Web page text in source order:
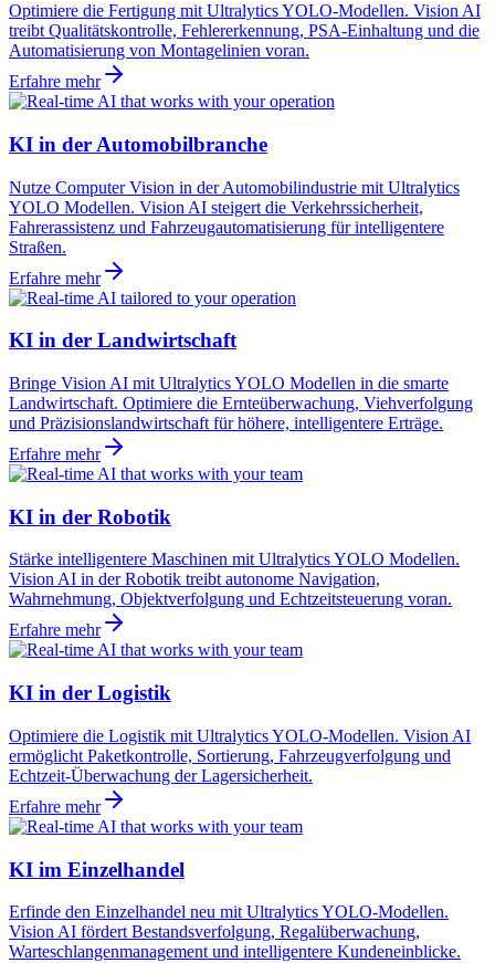
Optimiere die Fertigung mit Ultralytics YOLO-Modellen. Vision AI
treibt Qualitätskontrolle, Fehlererkennung, PSA-Einhaltung und die
Automatisierung von Montagelinien voran.
Erfahre mehr
KI in der Automobilbranche
Nutze Computer Vision in der Automobilindustrie mit Ultralytics
YOLO Modellen. Vision AI steigert die Verkehrssicherheit,
Fahrerassistenz und Fahrzeugautomatisierung für intelligentere
Straßen.
Erfahre mehr
KI in der Landwirtschaft
Bringe Vision AI mit Ultralytics YOLO Modellen in die smarte
Landwirtschaft. Optimiere die Ernteüberwachung, Viehverfolgung
und Präzisionslandwirtschaft für höhere, intelligentere Erträge.
Erfahre mehr
KI in der Robotik
Stärke intelligentere Maschinen mit Ultralytics YOLO Modellen.
Vision AI in der Robotik treibt autonome Navigation,
Wahrnehmung, Objektverfolgung und Echtzeitsteuerung voran.
Erfahre mehr
KI in der Logistik
Optimiere die Logistik mit Ultralytics YOLO-Modellen. Vision AI
ermöglicht Paketkontrolle, Sortierung, Fahrzeugverfolgung und
Echtzeit-Überwachung der Lagersicherheit.
Erfahre mehr
KI im Einzelhandel
Erfinde den Einzelhandel neu mit Ultralytics YOLO-Modellen.
Vision AI fördert Bestandsverfolgung, Regalüberwachung,
Warteschlangenmanagement und intelligentere Kundeneinblicke.